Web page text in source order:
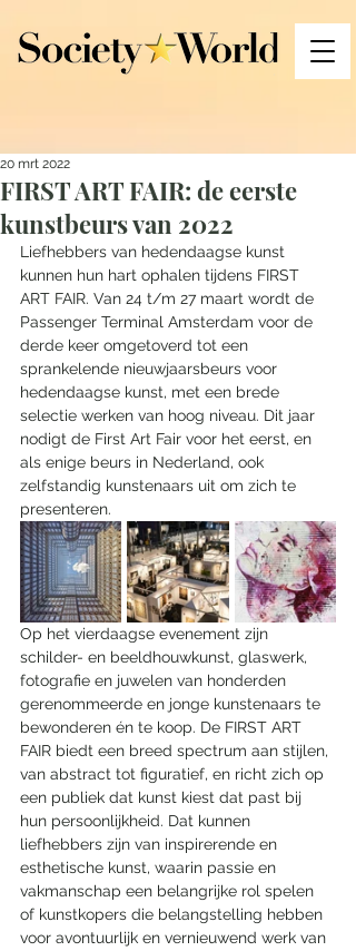
FIRST ART FAIR: de eerste
kunstbeurs van 2022
20 mrt 2022
Liefhebbers van hedendaagse kunst
kunnen hun hart ophalen tijdens FIRST
ART FAIR. Van 24 t/m 27 maart wordt de
Passenger Terminal Amsterdam voor de
derde keer omgetoverd tot een
sprankelende nieuwjaarsbeurs voor
hedendaagse kunst, met een brede
selectie werken van hoog niveau. Dit jaar
nodigt de First Art Fair voor het eerst, en
als enige beurs in Nederland, ook
zelfstandig kunstenaars uit om zich te
presenteren.
Op het vierdaagse evenement zijn
schilder- en beeldhouwkunst, glaswerk,
fotografie en juwelen van honderden
gerenommeerde en jonge kunstenaars te
bewonderen én te koop. De FIRST ART
FAIR biedt een breed spectrum aan stijlen,
van abstract tot figuratief, en richt zich op
een publiek dat kunst kiest dat past bij
hun persoonlijkheid. Dat kunnen
liefhebbers zijn van inspirerende en
esthetische kunst, waarin passie en
vakmanschap een belangrijke rol spelen
of kunstkopers die belangstelling hebben
voor avontuurlijk en vernieuwend werk van